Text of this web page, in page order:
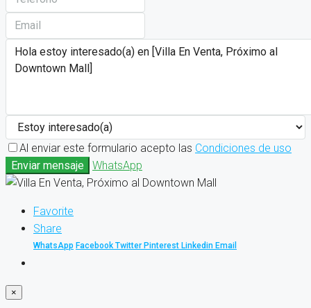
Al enviar este formulario acepto las Condiciones de uso
Enviar mensaje
WhatsApp
Favorite
Share
WhatsApp Facebook Twitter Pinterest Linkedin Email
×